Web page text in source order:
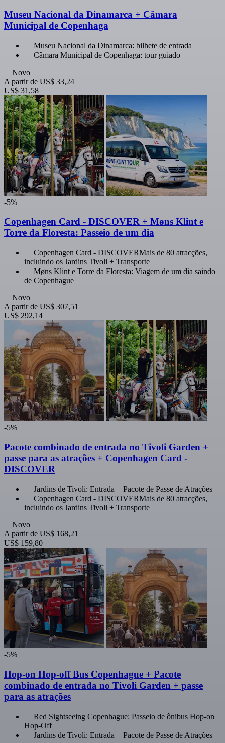
Museu Nacional da Dinamarca + Câmara
Municipal de Copenhaga
Museu Nacional da Dinamarca: bilhete de entrada
Câmara Municipal de Copenhaga: tour guiado
Novo
A partir de US$ 33,24
US$ 31,58
-5%
Copenhagen Card - DISCOVER + Møns Klint e
Torre da Floresta: Passeio de um dia
Copenhagen Card - DISCOVERMais de 80 atracções,
incluindo os Jardins Tivoli + Transporte
Møns Klint e Torre da Floresta: Viagem de um dia saindo
de Copenhague
Novo
A partir de US$ 307,51
US$ 292,14
-5%
Pacote combinado de entrada no Tivoli Garden +
passe para as atrações + Copenhagen Card -
DISCOVER
Jardins de Tivoli: Entrada + Pacote de Passe de Atrações
Copenhagen Card - DISCOVERMais de 80 atracções,
incluindo os Jardins Tivoli + Transporte
Novo
A partir de US$ 168,21
US$ 159,80
-5%
Hop-on Hop-off Bus Copenhague + Pacote
combinado de entrada no Tivoli Garden + passe
para as atrações
Red Sightseeing Copenhague: Passeio de ônibus Hop-on
Hop-Off
Jardins de Tivoli: Entrada + Pacote de Passe de Atrações